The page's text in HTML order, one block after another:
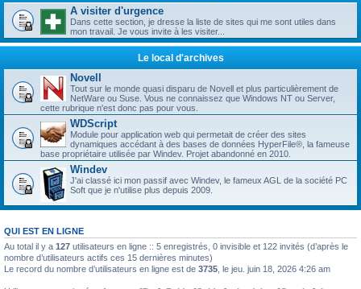
A visiter d'urgence
Dans cette section, je dresse la liste de sites qui me sont utiles dans
mon travail. Je vous invite à les visiter...
Le local d'archives
Novell
Tout sur le monde quasi disparu de Novell et plus particulièrement de
NetWare ou Suse. Vous ne connaissez que Windows NT ou Server,
cette rubrique n'est donc pas pour vous.
WDScript
Module pour application web qui permetait de créer des sites
dynamiques accédant à des bases de données HyperFile®, la fameuse
base propriétaire utilisée par Windev. Projet abandonné en 2010.
Windev
J'ai classé ici mon passif avec Windev, le fameux AGL de la société PC
Soft que je n'utilise plus depuis 2009.
QUI EST EN LIGNE
Au total il y a 127 utilisateurs en ligne :: 5 enregistrés, 0 invisible et 122 invités (d’après le
nombre d’utilisateurs actifs ces 15 dernières minutes)
Le record du nombre d’utilisateurs en ligne est de 3735 , le jeu. juin 18, 2026 4:26 am